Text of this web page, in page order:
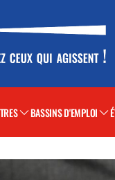
BASSINS D'EMPLOI